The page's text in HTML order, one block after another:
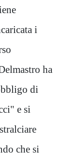
i
ha
di
e si
che si